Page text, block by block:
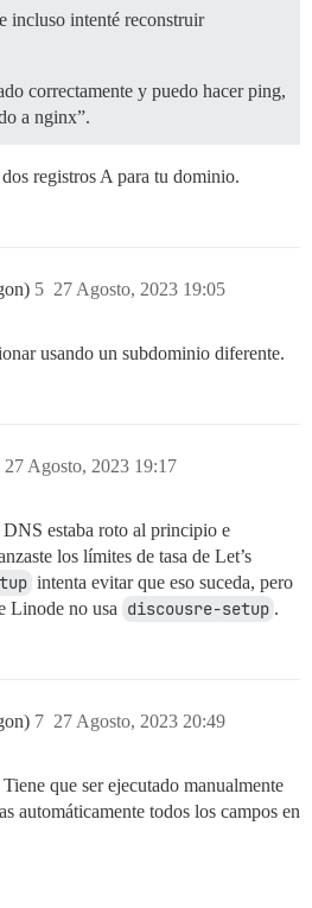
incluso intenté reconstruir
correctamente y puedo hacer ping,
a nginx”.
registros A para tu dominio.
27 Agosto, 2023 19:05
5
usando un subdominio diferente.
27 Agosto, 2023 19:17
estaba roto al principio e
los límites de tasa de Let’s
intenta evitar que eso suceda, pero
Linode no usa discousre-setup .
27 Agosto, 2023 20:49
7
Tiene que ser ejecutado manualmente
automáticamente todos los campos en